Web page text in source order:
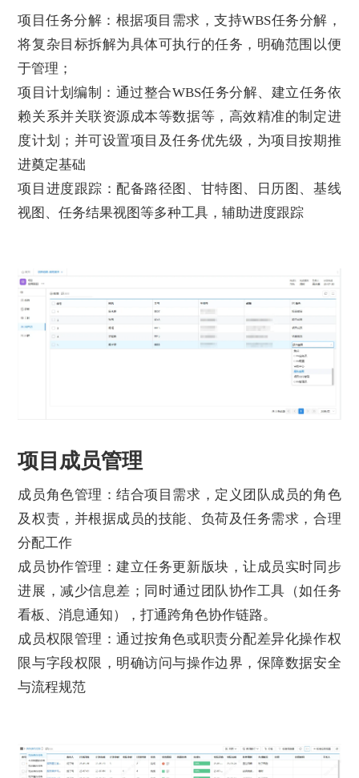
项目任务分解：根据项目需求，支持WBS任务分解，
将复杂目标拆解为具体可执行的任务，明确范围以便
于管理；
项目计划编制：通过整合WBS任务分解、建立任务依
赖关系并关联资源成本等数据等，高效精准的制定进
度计划；并可设置项目及任务优先级，为项目按期推
进奠定基础
项目进度跟踪：配备路径图、甘特图、日历图、基线
视图、任务结果视图等多种工具，辅助进度跟踪
项目成员管理
成员角色管理：结合项目需求，定义团队成员的角色
及权责，并根据成员的技能、负荷及任务需求，合理
分配工作
成员协作管理：建立任务更新版块，让成员实时同步
进展，减少信息差；同时通过团队协作工具（如任务
看板、消息通知），打通跨角色协作链路。
成员权限管理：通过按角色或职责分配差异化操作权
限与字段权限，明确访问与操作边界，保障数据安全
与流程规范